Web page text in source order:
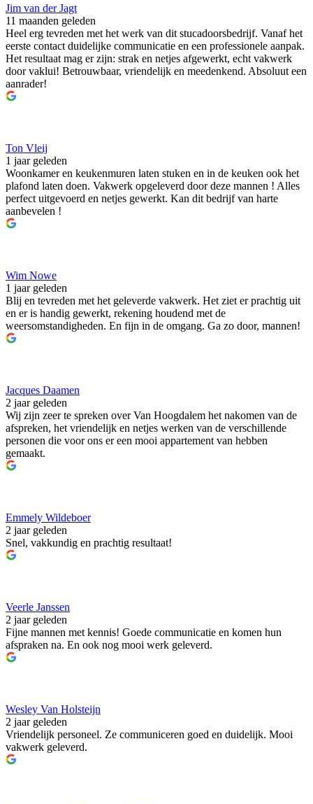
Jim van der Jagt
11 maanden geleden
Heel erg tevreden met het werk van dit stucadoorsbedrijf. Vanaf het
eerste contact duidelijke communicatie en een professionele aanpak.
Het resultaat mag er zijn: strak en netjes afgewerkt, echt vakwerk
door vaklui! Betrouwbaar, vriendelijk en meedenkend. Absoluut een
aanrader!
Ton Vleij
1 jaar geleden
Woonkamer en keukenmuren laten stuken en in de keuken ook het
plafond laten doen. Vakwerk opgeleverd door deze mannen ! Alles
perfect uitgevoerd en netjes gewerkt. Kan dit bedrijf van harte
aanbevelen !
Wim Nowe
1 jaar geleden
Blij en tevreden met het geleverde vakwerk. Het ziet er prachtig uit
en er is handig gewerkt, rekening houdend met de
weersomstandigheden. En fijn in de omgang. Ga zo door, mannen!
Jacques Daamen
2 jaar geleden
Wij zijn zeer te spreken over Van Hoogdalem het nakomen van de
afspreken, het vriendelijk en netjes werken van de verschillende
personen die voor ons er een mooi appartement van hebben
gemaakt.
Emmely Wildeboer
2 jaar geleden
Snel, vakkundig en prachtig resultaat!
Veerle Janssen
2 jaar geleden
Fijne mannen met kennis! Goede communicatie en komen hun
afspraken na. En ook nog mooi werk geleverd.
Wesley Van Holsteijn
2 jaar geleden
Vriendelijk personeel. Ze communiceren goed en duidelijk. Mooi
vakwerk geleverd.